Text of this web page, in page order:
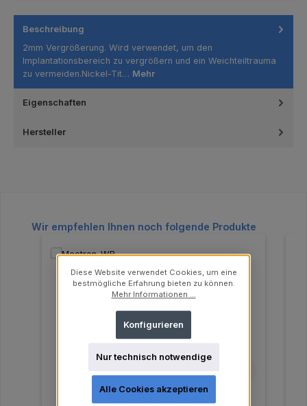
Beschreibung
2mm Vergrößerung. Wird verwendet, um den
Implantationsbereich zu vergrößern und ein Weichteiltrauma
zu vermeiden.Nickel-Tit… Mehr
Eigenschaften
Hersteller
Produktgalerie überspringen
Wir empfehlen Ihnen noch folgende Produkte
Drehmomentschlüssel passend für
Diese Website verwendet Cookies, um eine
bestmögliche Erfahrung bieten zu können.
Mehr Informationen ...
Nur technisch notwendige
Konfigurieren
Alle Cookies akzeptieren